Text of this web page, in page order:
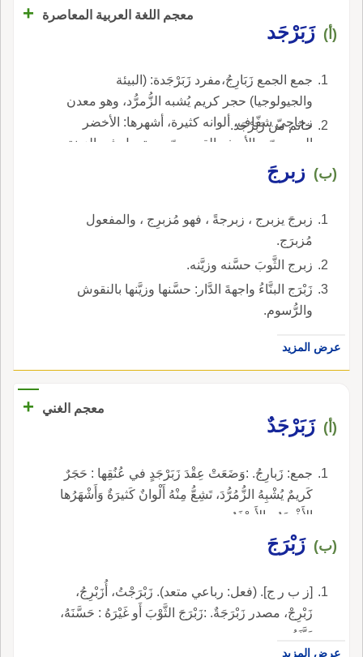
معجم اللغة العربية المعاصرة +
(أ) زَبَرْجَد
جمع الجمع زَبَارِجُ،مفرد زَبَرْجَدة: (البيئة
والجيولوجيا) حجر كريم يُشبه الزُّمرُّد، وهو معدن
زجاجيّ شفّاف، ألوانه كثيرة، أشهرها: الأخضر
المصريّ، والأصفر القبرصيّ، يستعمل في الزينة،
ويقال هو الزُّمُرُّد.
خاتم من زَبَرْجَد.
(ب) زبرجَ
زبرجَ يزبرج ، زبرجةً ، فهو مُزبرِج ، والمفعول
مُزبرَج.
زبرج الثَّوبَ حسَّنه وزيَّنه.
زَبْرَج البنَّاءُ واجهةَ الدَّار: حسَّنها وزيَّنها بالنقوش
والرُّسوم.
عرض المزيد
معجم الغني +
(أ) زَبَرْجَدٌ
جمع: زَبارِجُ. :وَضَعَتْ عِقْدَ زَبَرْجَدٍ في عُنُقِها : حَجَرٌ
كَريمٌ يُشْبِهُ الزُّمُرُّدَ، تَشِعُّ مِنْهُ أَلْوانٌ كَثيرَةٌ وَأَشْهَرُها
الأَخْضَرُ والأَصْفَرُ.
(ب) زَبْرَجَ
[ز ب ر ج]. (فعل: رباعي متعد). زَبْرَجْتُ، أُزَبْرِجُ،
زَبْرِجْ، مصدر زَبْرَجَةٌ. :زَبْرَجَ الثَّوْبَ أَو غَيْرَهُ : حَسَّنَهُ،
زَيَّنَهُ.
عرض المزيد